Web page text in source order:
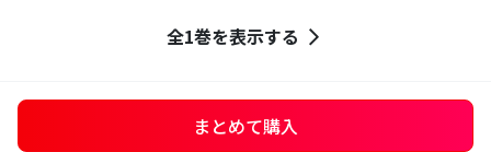
全1巻を表示する
まとめて購入